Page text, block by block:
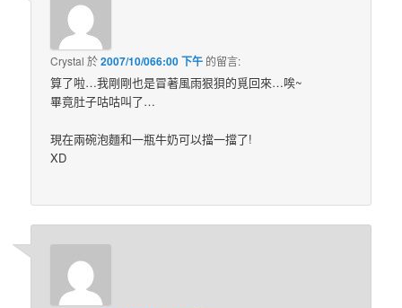
Crystal 於2007/10/066:00 下午 的留言:
算了啦…我剛剛也是冒著風雨狠狽的覓回來…唉~
畢竟肚子咕咕叫了…
現在兩碗泡麵和一瓶牛奶可以擋一擋了!
XD